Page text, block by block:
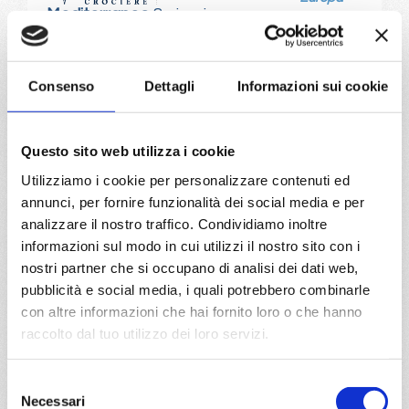
Consenso Dettagli Informazioni sui cookie
Questo sito web utilizza i cookie
Utilizziamo i cookie per personalizzare contenuti ed
annunci, per fornire funzionalità dei social media e per
analizzare il nostro traffico. Condividiamo inoltre
informazioni sul modo in cui utilizzi il nostro sito con i
nostri partner che si occupano di analisi dei dati web,
pubblicità e social media, i quali potrebbero combinarle
con altre informazioni che hai fornito loro o che hanno
raccolto dal tuo utilizzo dei loro servizi.
delNecessari
Mediterraneo 8 giorni
Genova, Napoli, Messina, Valletta, Barcellona, Marsiglia,
06/09/2026
13/09/2026
€ 973
a partire da
€ 973
DETTAGLI
Europa